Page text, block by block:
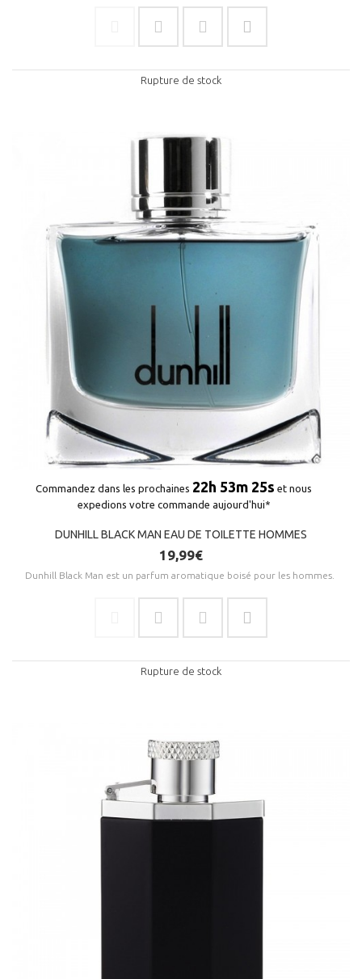
Rupture de stock
Commandez dans les prochaines 22h 53m 25s et nous
expedions votre commande aujourd'hui*
DUNHILL BLACK MAN EAU DE TOILETTE HOMMES
19,99€
Dunhill Black Man est un parfum aromatique boisé pour les hommes.
Rupture de stock